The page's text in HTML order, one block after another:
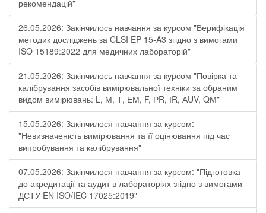
рекомендацій"
26.05.2026: Закінчилось навчання за курсом "Верифікація
методик досліджень за CLSI EP 15-A3 згідно з вимогами
ISO 15189:2022 для медичних лабораторій"
21.05.2026: Закінчилось навчання за курсом "Повірка та
калібрування засобів вимірювальної техніки за обраним
видом вимірювань: L, М, Т, ЕМ, F, РR, ІR, АUV, QМ"
15.05.2026: Закінчилося навчання за курсом:
"Невизначеність вимірювання та її оцінювання під час
випробування та калібрування"
07.05.2026: Закінчилося навчання за курсом: "Підготовка
до акредитації та аудит в лабораторіях згідно з вимогами
ДСТУ EN ISO/IEC 17025:2019"